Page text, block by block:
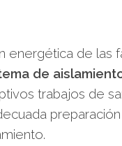
energética de las
de
trabajos de